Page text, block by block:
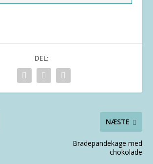
DEL:
NÆSTE
Bradepandekage med
chokolade